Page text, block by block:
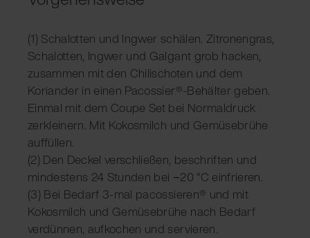
(1) Schalotten und Ingwer schälen. Zitronengras,
Schalotten, Ingwer und Galgant grob hacken,
zusammen mit den Chilischoten und dem
Koriander in einen Pacossier®-Behälter geben.
Einmal mit dem Coupe Set bei Normaldruck
zerkleinern. Mit Kokosmilch und Gemüsebrühe
auffüllen.
(2) Den Deckel verschließen, beschriften und
mindestens 24 Stunden bei −20 °C einfrieren.
(3) Bei Bedarf 3-mal pacossieren® und mit
Kokosmilch und Gemüsebrühe nach Bedarf
verdünnen, aufkochen und servieren.